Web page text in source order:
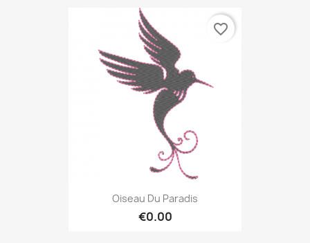
Oiseau Du Paradis
€0.00
favorite_border